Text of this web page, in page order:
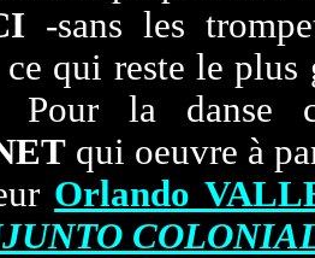
-sans les
qui reste le plus
Pour la
qui oeuvre à
Orlando